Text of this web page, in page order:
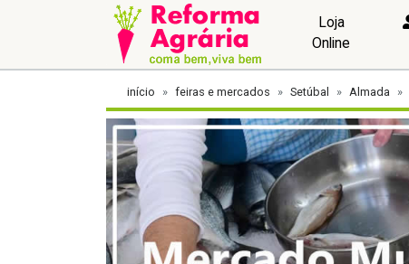
Loja
Online
início feiras e mercados Setúbal Almada